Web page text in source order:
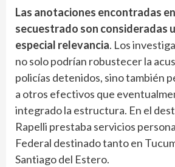
Las anotaciones encontradas
secuestrado son consideradas
especial relevancia. Los
no solo podrían robustecer la
policías detenidos, sino también
a otros efectivos que
integrado la estructura. En el
Rapelli prestaba servicios
Federal destinado tanto en
Santiago del Estero.